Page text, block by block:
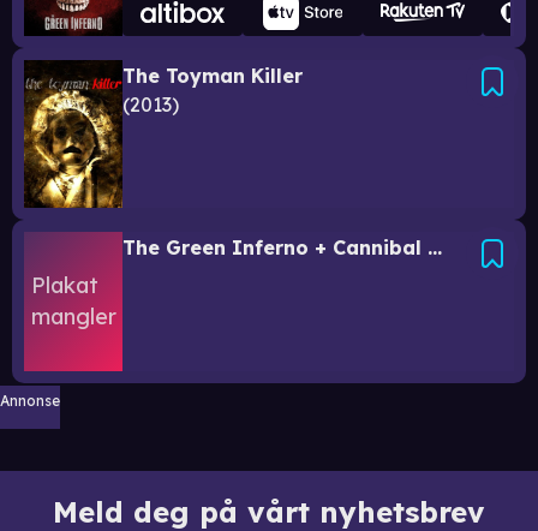
The Toyman Killer
2013
The Green Inferno + Cannibal Holocaust double feature
Annonse
Meld deg på vårt nyhetsbrev